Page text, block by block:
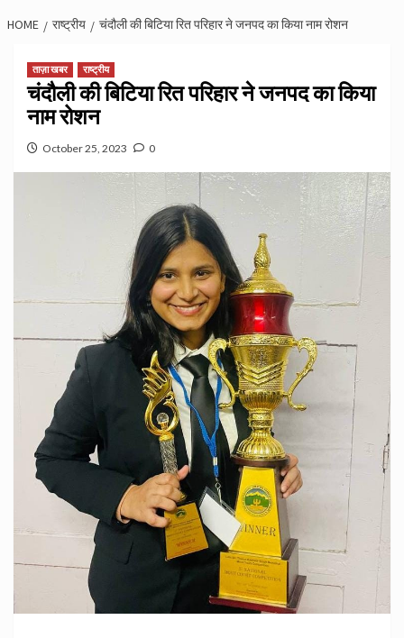
HOME राष्ट्रीय चंदौली की बिटिया रित परिहार ने जनपद का किया नाम रोशन
ताज़ा खबर राष्ट्रीय
चंदौली की बिटिया रित परिहार ने जनपद का किया
नाम रोशन
October 25, 2023 0